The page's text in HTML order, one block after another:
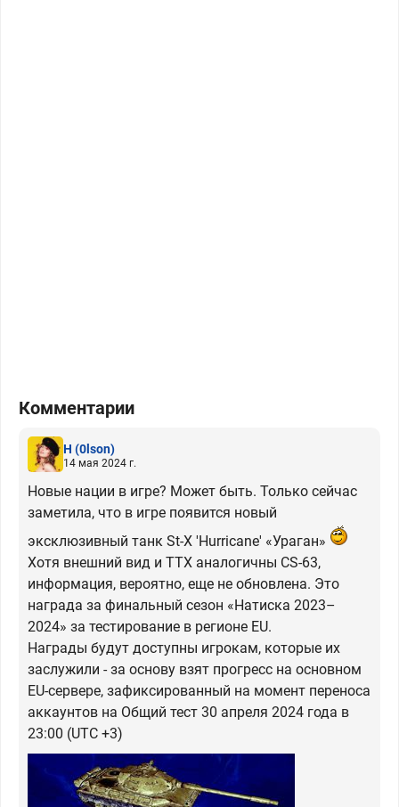
Комментарии
H (0lson)
14 мая 2024 г.
Новые нации в игре? Может быть. Только сейчас
заметила, что в игре появится новый
эксклюзивный танк St-X 'Hurricane' «Ураган»
Хотя внешний вид и ТТХ аналогичны CS-63,
информация, вероятно, еще не обновлена. Это
награда за финальный сезон «Натиска 2023–
2024» за тестирование в регионе EU.
Награды будут доступны игрокам, которые их
заслужили - за основу взят прогресс на основном
EU-сервере, зафиксированный на момент переноса
аккаунтов на Общий тест 30 апреля 2024 года в
23:00 (UTC +3)